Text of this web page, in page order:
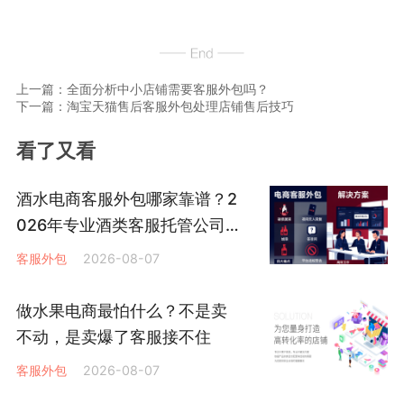
上一篇：全面分析中小店铺需要客服外包吗？
下一篇：淘宝天猫售后客服外包处理店铺售后技巧
看了又看
酒水电商客服外包哪家靠谱？2
026年专业酒类客服托管公司
怎么选
客服外包 2026-08-07
做水果电商最怕什么？不是卖
不动，是卖爆了客服接不住
客服外包 2026-08-07